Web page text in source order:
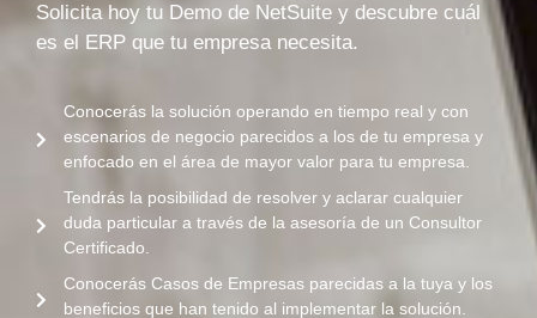
Solicita hoy tu Demo de NetSuite y descubre cuál
es el ERP que tu empresa necesita.
Conocerás la solución operando en tiempo real y con
escenarios de negocio parecidos a los de tu empresa y
enfocado en el área de mayor valor para tu empresa.
Tendrás la posibilidad de resolver y aclarar cualquier
duda particular a través de la asesoría de un Consultor
Certificado.
Conocerás Casos de Empresas parecidas a la tuya y los
beneficios que han tenido al implementar la solución.